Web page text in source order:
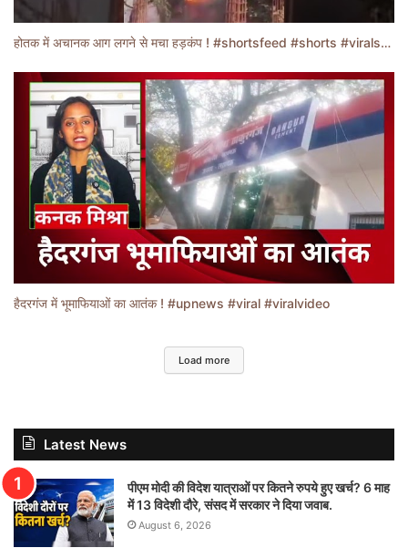
होतक में अचानक आग लगने से मचा हड़कंप ! #shortsfeed #shorts #viralshorts
हैदरगंज में भूमाफियाओं का आतंक ! #upnews #viral #viralvideo
Load more
Latest News
पीएम मोदी की विदेश यात्राओं पर कितने रुपये हुए खर्च? 6 माह
में 13 विदेशी दौरे, संसद में सरकार ने दिया जवाब.
August 6, 2026